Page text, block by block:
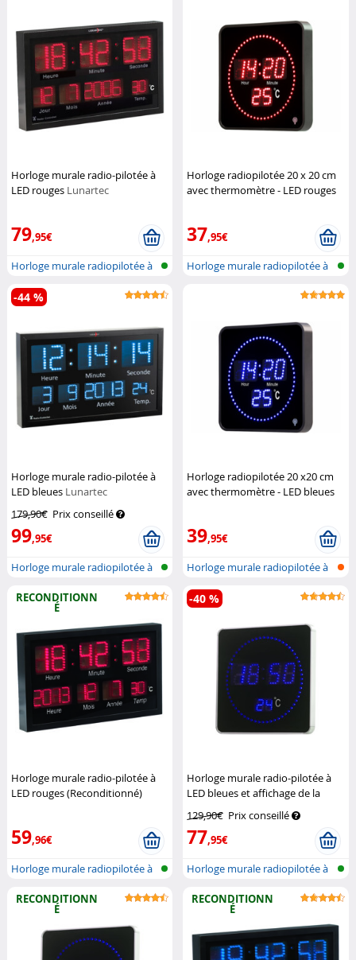
Horloge murale radio-pilotée à
LED rouges Lunartec
79,95€
Horloge murale radiopilotée à
LED a...
Horloge radiopilotée 20 x 20 cm
avec thermomètre - LED rouges
37,95€
Horloge murale radiopilotée à
Horloge murale radio-pilotée à
LED bleues Lunartec
179,90€ Prix conseillé
99,95€
-44 %
Horloge murale radiopilotée à
Horloge radiopilotée 20 x20 cm
avec thermomètre - LED bleues
39,95€
Horloge murale radiopilotée à
LED a...
RECONDITIONN
É
Horloge murale radio-pilotée à
LED rouges (Reconditionné)
59,96€
Horloge murale radiopilotée à
Horloge murale radio-pilotée à
LED bleues et affichage de la
Lunartec
129,90€ Prix conseillé
77,95€
-40 %
Horloge murale radiopilotée à
RECONDITIONN
É
RECONDITIONN
É